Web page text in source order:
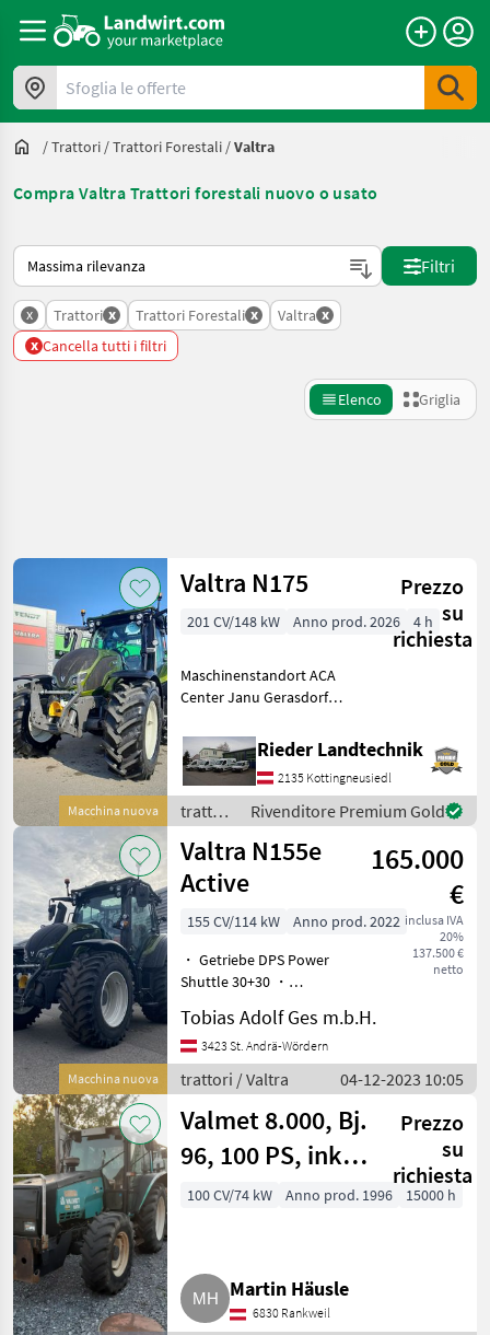
Sfoglia le offerte
/Trattori /Trattori Forestali /Valtra
Compra Valtra Trattori forestali nuovo o usato
Ecco come viene ordinato su Landwirt.com
Filtri
x Trattori x Trattori Forestali x Valtra x
x Cancella tutti i filtri
Elenco Griglia
Categoria 4 Paese Filtri
PERCORSO
ATTUALE
Settore
agricolo
Trattori
Trattori
Valtra
SCEGLI
CATEGORIA
Valtra
HSM
Welte
Pfanzelt
Equus
Binderberger
Mostra
tutti 7
MARKETPLACE
Reimposta
Mostra
6
risultati
Macchina nuova
Valtra N175
Prezzo
su
richiesta
201 CV/148 kW Anno prod. 2026 4 h
Maschinenstandort ACA
Center Janu Gerasdorf
00 36104600 Unterlenker
Fanghaken Kat 3 36104800
Unterlenker mechan
Rieder Landtechnik
2135 Kottingneusiedl
trattori
/ Valtra
Rivenditore Premium Gold
Macchina nuova
Valtra N155e
Active
165.000
€
inclusa IVA
20%
137.500 €
netto
155 CV/114 kW
Anno prod. 2022
・ Getriebe DPS Power
Shuttle 30+30 ・
Industrievorderachse 4WD
mit HiLock
Differentialsperre und
Lenkwinkelsensor ・
Stahltank ・
Druckluftbeschaf
Tobias Adolf Ges m.b.H.
3423 St. Andrä-Wördern
trattori / Valtra 04-12-2023 10:05
Valmet 8.000, Bj.
96, 100 PS, inkl.
Seilwinde T80
Prezzo
su
richiesta
100 CV/74 kW Anno prod. 1996 15000 h
Martin Häusle
6830 Rankweil